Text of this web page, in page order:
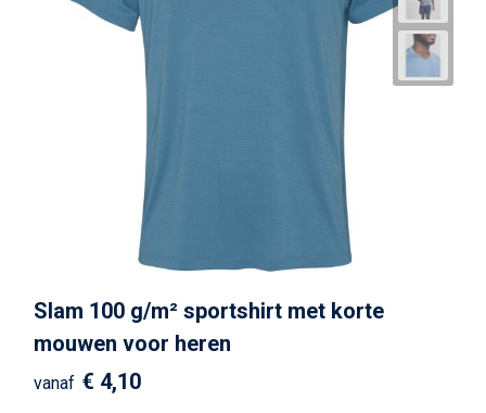
Slam 100 g/m² sportshirt met korte
mouwen voor heren
vanaf € 4,10